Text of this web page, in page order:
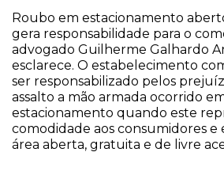
Roubo em estacionamento
gera responsabilidade para o
advogado Guilherme Galhardo
esclarece. O estabelecimento
ser responsabilizado pelos
assalto a mão armada ocorrido
estacionamento quando este
comodidade aos consumidores e
área aberta, gratuita e de livre